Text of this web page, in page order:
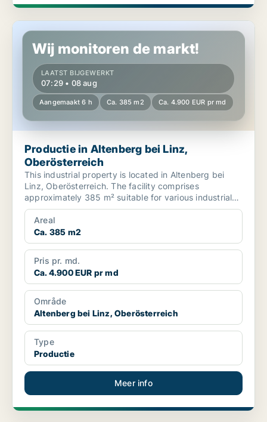
Productie in Altenberg bei Linz, Oberösterreich
Wij monitoren de markt!
LAATST BIJGEWERKT
07:29 • 08 aug
Aangemaakt 6 h Ca. 385 m2 Ca. 4.900 EUR pr md
Productie in Altenberg bei Linz,
Oberösterreich
This industrial property is located in Altenberg bei
Linz, Oberösterreich. The facility comprises
approximately 385 m² suitable for various industrial
operat...
Areal
Ca. 385 m2
Pris pr. md.
Ca. 4.900 EUR pr md
Område
Altenberg bei Linz, Oberösterreich
Type
Productie
Meer info